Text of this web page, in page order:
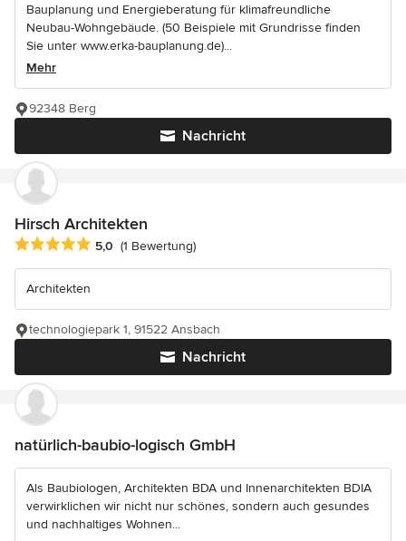
Bauplanung und Energieberatung für klimafreundliche
Neubau-Wohngebäude. (50 Beispiele mit Grundrisse finden
Sie unter www.erka-bauplanung.de)...
Mehr
Nachricht
92348 Berg
Hirsch Architekten
Durchschnittliche Bewertung: 5 von 5 Sternen
5,0 (1 Bewertung)
Architekten
Nachricht
technologiepark 1, 91522 Ansbach
natürlich-baubio-logisch GmbH
Als Baubiologen, Architekten BDA und Innenarchitekten BDIA
verwirklichen wir nicht nur schönes, sondern auch gesundes
und nachhaltiges Wohnen...